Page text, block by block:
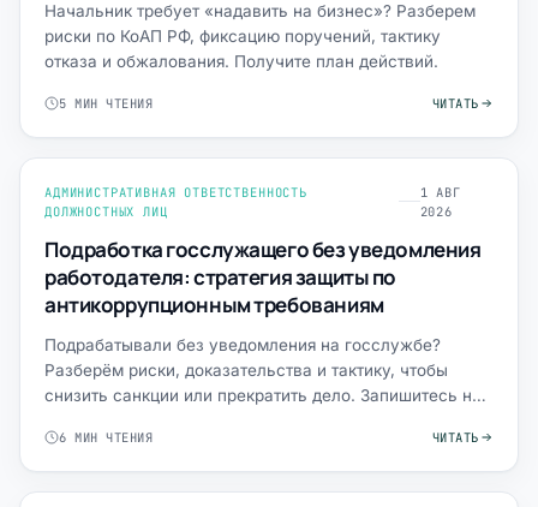
Начальник требует «надавить на бизнес»? Разберем
риски по КоАП РФ, фиксацию поручений, тактику
отказа и обжалования. Получите план действий.
5 МИН ЧТЕНИЯ ЧИТАТЬ
АДМИНИСТРАТИВНАЯ ОТВЕТСТВЕННОСТЬ
ДОЛЖНОСТНЫХ ЛИЦ
1 АВГ
2026
Подработка госслужащего без уведомления
работодателя: стратегия защиты по
антикоррупционным требованиям
Подрабатывали без уведомления на госслужбе?
Разберём риски, доказательства и тактику, чтобы
снизить санкции или прекратить дело. Запишитесь на
6 МИН ЧТЕНИЯ ЧИТАТЬ